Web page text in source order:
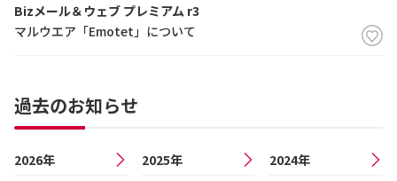
Bizメール＆ウェブ プレミアム r3
マルウエア「Emotet」について
過去のお知らせ
2026年 2025年 2024年